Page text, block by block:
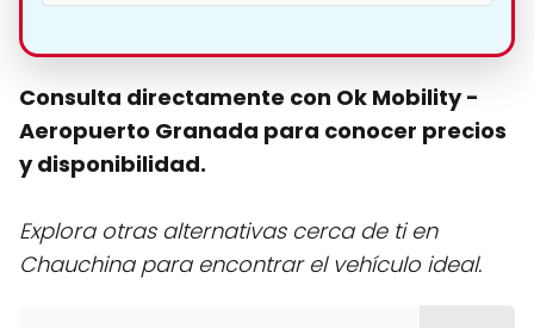
Consulta directamente con Ok Mobility -
Aeropuerto Granada para conocer precios
y disponibilidad.
Explora otras alternativas cerca de ti en
Chauchina para encontrar el vehículo ideal.